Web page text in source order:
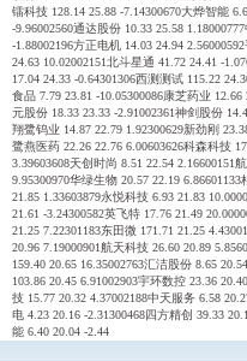
镭科技 128.14 25.88 -7.14300670大烨智能
-9.96002560通达股份 10.33 25.58
-1.88002196方正电机 14.03 24.94
24.63 10.02002151北斗星通 41.72 24.41 -
17.04 24.33 -0.64301306西测测试 115.22
食品 7.79 23.81 -10.05300086康芝药业
元股份 18.33 23.33 -2.91002361神剑股份
翔鹭钨业 14.87 22.79 1.92300629新劲刚
鹭燕医药 22.26 22.76 6.00603626科森科技
3.39603608天创时尚 8.51 22.54 2.16600151
9.95300970华绿生物 20.57 22.19
21.85 1.33603879永悦科技 6.93 21.83
21.61 -3.24300582英飞特 17.76 21.49
21.25 7.22301183东田微 171.71 21.25
20.96 7.19000901航天科技 26.60 20.89
159.40 20.65 16.35002763汇洁股份 8.65
103.86 20.45 6.91002903宇环数控 23.36
技 15.77 20.32 4.37002188中天服务 6.58
电 4.23 20.16 -2.31300468四方精创 39.33
能 6.40 20.04 -2.44